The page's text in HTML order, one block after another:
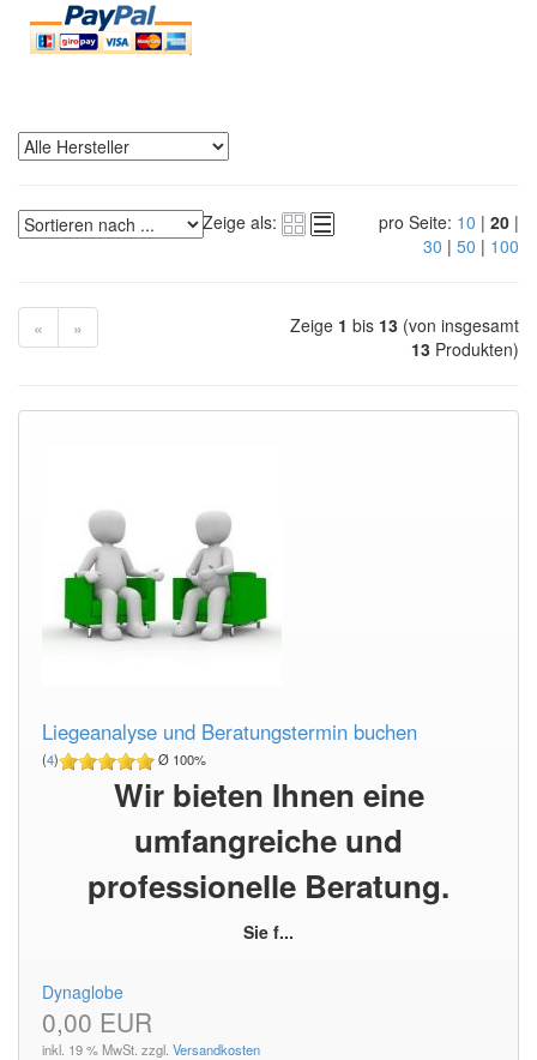
Zeige als: pro Seite: 10 | 20|
30 | 50 | 100
« » Zeige 1 bis 13 (von insgesamt
13 Produkten)
Liegeanalyse und Beratungstermin buchen
(4) Ø 100%
Wir bieten Ihnen eine
umfangreiche und
professionelle Beratung.
Sie f...
Dynaglobe
0,00 EUR
inkl. 19 % MwSt. zzgl. Versandkosten